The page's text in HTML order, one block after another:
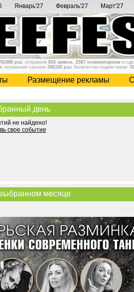
Январь'27 Февраль'27 Март'27
раз, отправили 826 заявок, 2587 комментариев и
, положения скачали 396100 раз. Количество подписчиков:
Размещение рекламы
день
не найдено!
свое событие
месяце